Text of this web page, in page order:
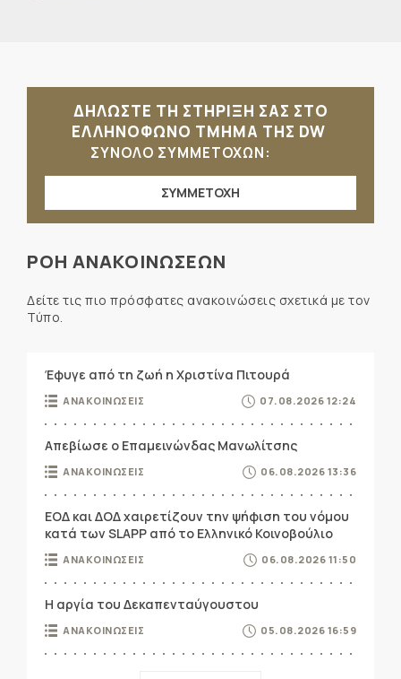
ΔΗΛΩΣΤΕ ΤΗ ΣΤΗΡΙΞΗ ΣΑΣ ΣΤΟ
ΕΛΛΗΝΟΦΩΝΟ ΤΜΗΜΑ ΤΗΣ DW
ΣΥΝΟΛΟ ΣΥΜΜΕΤΟΧΩΝ:
ΣΥΜΜΕΤΟΧΗ
ΡΟΗ ΑΝΑΚΟΙΝΩΣΕΩΝ
Δείτε τις πιο πρόσφατες ανακοινώσεις σχετικά με τον
Τύπο.
Έφυγε από τη ζωή η Χριστίνα Πιτουρά
ΑΝΑΚΟΙΝΩΣΕΙΣ 07.08.2026 12:24
Απεβίωσε ο Επαμεινώνδας Μανωλίτσης
ΑΝΑΚΟΙΝΩΣΕΙΣ 06.08.2026 13:36
ΕΟΔ και ΔΟΔ χαιρετίζουν την ψήφιση του νόμου
κατά των SLAPP από το Ελληνικό Κοινοβούλιο
ΑΝΑΚΟΙΝΩΣΕΙΣ 06.08.2026 11:50
Η αργία του Δεκαπενταύγουστου
ΑΝΑΚΟΙΝΩΣΕΙΣ 05.08.2026 16:59